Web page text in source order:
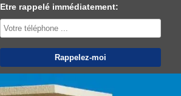
Etre rappelé immédiatement: